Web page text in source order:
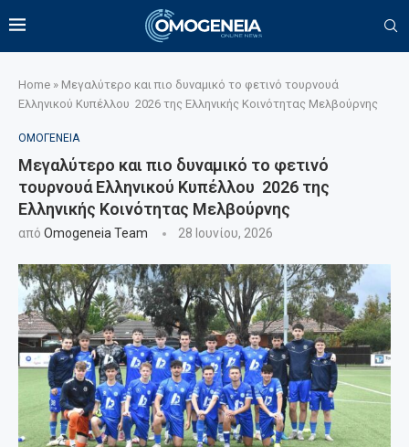
Home » Μεγαλύτερο και πιο δυναμικό το φετινό τουρνουά
Ελληνικού Κυπέλλου 2026 της Ελληνικής Κοινότητας Μελβούρνης
ΟΜΟΓΕΝΕΙΑ
Μεγαλύτερο και πιο δυναμικό το φετινό
τουρνουά Ελληνικού Κυπέλλου 2026 της
Ελληνικής Κοινότητας Μελβούρνης
από Omogeneia Team 28 Ιουνίου, 2026